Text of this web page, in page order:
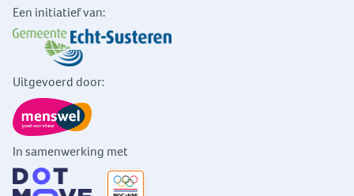
Een initiatief van:
Uitgevoerd door:
In samenwerking met